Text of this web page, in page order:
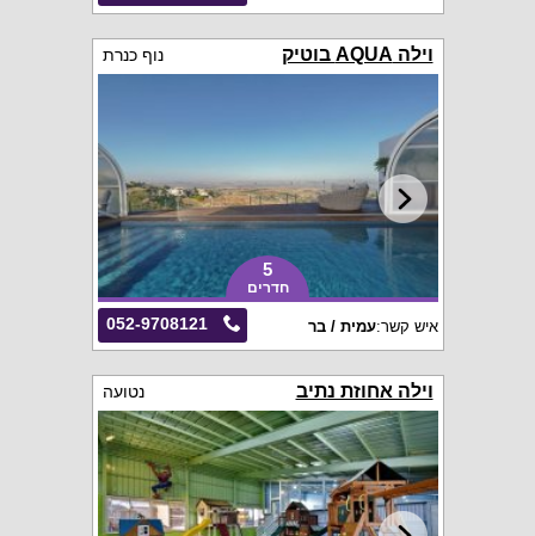
וילה AQUA בוטיק נוף כנרת
5
חדרים
052-9708121 איש קשר:עמית / בר
וילה אחוזת נתיב נטועה